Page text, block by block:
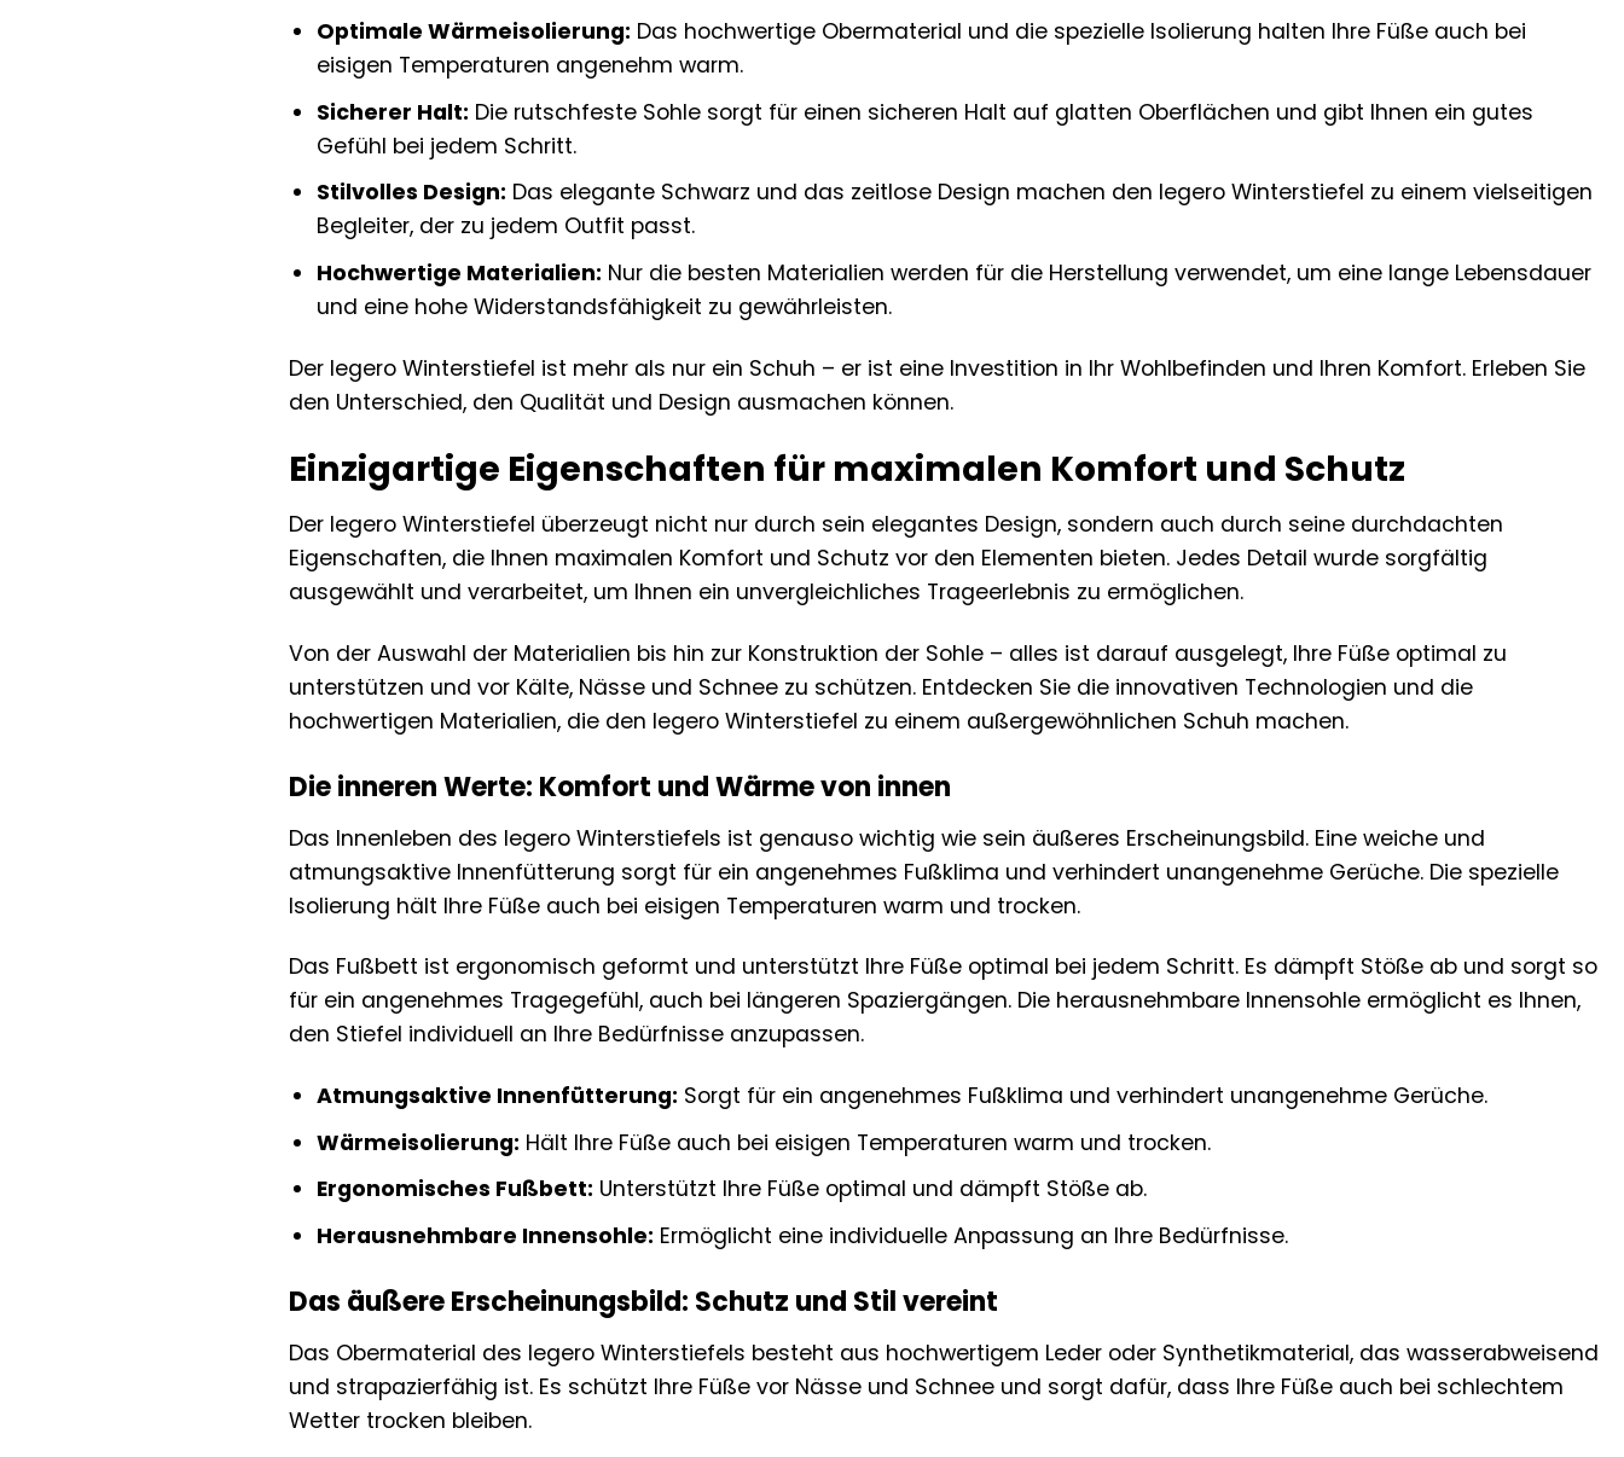
Optimale Wärmeisolierung: Das hochwertige Obermaterial und die spezielle Isolierung halten Ihre Füße auch bei
eisigen Temperaturen angenehm warm.
Sicherer Halt: Die rutschfeste Sohle sorgt für einen sicheren Halt auf glatten Oberflächen und gibt Ihnen ein gutes
Gefühl bei jedem Schritt.
Stilvolles Design: Das elegante Schwarz und das zeitlose Design machen den legero Winterstiefel zu einem vielseitigen
Begleiter, der zu jedem Outfit passt.
Hochwertige Materialien: Nur die besten Materialien werden für die Herstellung verwendet, um eine lange Lebensdauer
und eine hohe Widerstandsfähigkeit zu gewährleisten.
Der legero Winterstiefel ist mehr als nur ein Schuh – er ist eine Investition in Ihr Wohlbefinden und Ihren Komfort. Erleben Sie
den Unterschied, den Qualität und Design ausmachen können.
Einzigartige Eigenschaften für maximalen Komfort und Schutz
Der legero Winterstiefel überzeugt nicht nur durch sein elegantes Design, sondern auch durch seine durchdachten
Eigenschaften, die Ihnen maximalen Komfort und Schutz vor den Elementen bieten. Jedes Detail wurde sorgfältig
ausgewählt und verarbeitet, um Ihnen ein unvergleichliches Trageerlebnis zu ermöglichen.
Von der Auswahl der Materialien bis hin zur Konstruktion der Sohle – alles ist darauf ausgelegt, Ihre Füße optimal zu
unterstützen und vor Kälte, Nässe und Schnee zu schützen. Entdecken Sie die innovativen Technologien und die
hochwertigen Materialien, die den legero Winterstiefel zu einem außergewöhnlichen Schuh machen.
Die inneren Werte: Komfort und Wärme von innen
Das Innenleben des legero Winterstiefels ist genauso wichtig wie sein äußeres Erscheinungsbild. Eine weiche und
atmungsaktive Innenfütterung sorgt für ein angenehmes Fußklima und verhindert unangenehme Gerüche. Die spezielle
Isolierung hält Ihre Füße auch bei eisigen Temperaturen warm und trocken.
Das Fußbett ist ergonomisch geformt und unterstützt Ihre Füße optimal bei jedem Schritt. Es dämpft Stöße ab und sorgt so
für ein angenehmes Tragegefühl, auch bei längeren Spaziergängen. Die herausnehmbare Innensohle ermöglicht es Ihnen,
den Stiefel individuell an Ihre Bedürfnisse anzupassen.
Atmungsaktive Innenfütterung: Sorgt für ein angenehmes Fußklima und verhindert unangenehme Gerüche.
Wärmeisolierung: Hält Ihre Füße auch bei eisigen Temperaturen warm und trocken.
Ergonomisches Fußbett: Unterstützt Ihre Füße optimal und dämpft Stöße ab.
Herausnehmbare Innensohle: Ermöglicht eine individuelle Anpassung an Ihre Bedürfnisse.
Das äußere Erscheinungsbild: Schutz und Stil vereint
Das Obermaterial des legero Winterstiefels besteht aus hochwertigem Leder oder Synthetikmaterial, das wasserabweisend
und strapazierfähig ist. Es schützt Ihre Füße vor Nässe und Schnee und sorgt dafür, dass Ihre Füße auch bei schlechtem
Wetter trocken bleiben.